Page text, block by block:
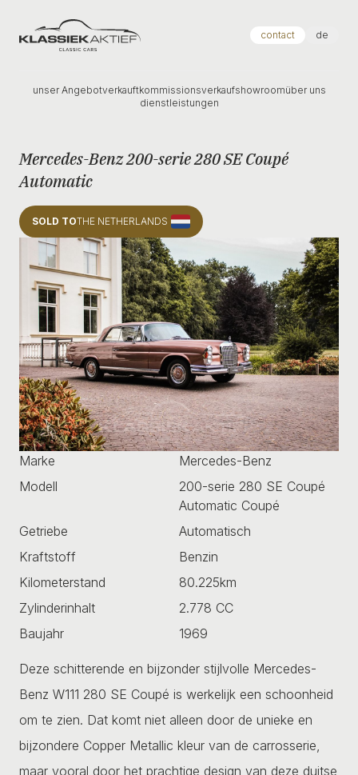
Klassiek Aktief contact de
unser Angebotverkauftkommissionsverkaufshowroomüber uns
dienstleistungen
Mercedes-Benz 200-serie 280 SE Coupé
Automatic
SOLD TOTHE NETHERLANDS
Marke
Mercedes-Benz
Modell
200-serie 280 SE Coupé
Automatic Coupé
Getriebe
Automatisch
Kraftstoff
Benzin
Kilometerstand
80.225km
Zylinderinhalt
2.778 CC
Baujahr
1969
Deze schitterende en bijzonder stijlvolle Mercedes-
Benz W111 280 SE Coupé is werkelijk een schoonheid
om te zien. Dat komt niet alleen door de unieke en
bijzondere Copper Metallic kleur van de carrosserie,
maar vooral door het prachtige design van deze duitse